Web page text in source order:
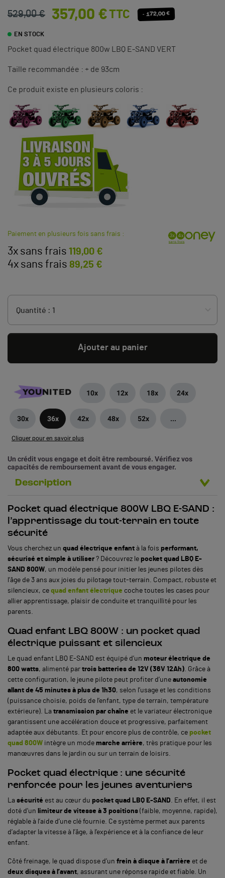
529,00 € 357,00 €TTC - 172,00 €
EN STOCK
Pocket quad électrique 800w LBQ E-SAND VERT
Taille recommandée : + de 93cm
Ce produit existe en plusieurs coloris :
Paiement en plusieurs fois sans frais :
3x sans frais 119,00 €
4x sans frais 89,25 €
Ajouter au panier
10x 12x 18x 24x
30x 36x 42x 48x 52x ...
Cliquer pour en savoir plus
Un crédit vous engage et doit être remboursé. Vérifiez vos
capacités de remboursement avant de vous engager.
Description
Pocket quad électrique 800W LBQ E-SAND :
l’apprentissage du tout-terrain en toute
sécurité
Vous cherchez un quad électrique enfant à la fois performant,
sécurisé et simple à utiliser ? Découvrez le pocket quad LBQ E-
SAND 800W, un modèle pensé pour initier les jeunes pilotes dès
l’âge de 3 ans aux joies du pilotage tout-terrain. Compact, robuste et
silencieux, ce quad enfant électrique coche toutes les cases pour
allier apprentissage, plaisir de conduite et tranquillité pour les
parents.
Quad enfant LBQ 800W : un pocket quad
électrique puissant et silencieux
Le quad enfant LBQ E-SAND est équipé d’un moteur électrique de
800 watts, alimenté par trois batteries de 12V (36V 12Ah) . Grâce à
cette configuration, le jeune pilote peut profiter d’une autonomie
allant de 45 minutes à plus de 1h30, selon l’usage et les conditions
(puissance choisie, poids de l’enfant, type de terrain, température
extérieure).
La transmission par chaîne et le variateur électronique
garantissent une accélération douce et progressive, parfaitement
adaptée aux débutants. Et pour encore plus de contrôle, ce pocket
quad 800W intègre un mode marche arrière, très pratique pour les
manœuvres dans le jardin ou sur un terrain de loisirs.
Pocket quad électrique : une sécurité
renforcée pour les jeunes aventuriers
La sécurité est au cœur du pocket quad LBQ E-SAND . En effet, il est
doté d’un limiteur de vitesse à 3 positions (faible, moyenne, rapide),
réglable à l’aide d’une clé fournie. Ce système permet aux parents
d’adapter la vitesse à l’âge, à l’expérience et à la confiance de leur
enfant.
Côté freinage, le quad dispose d’un frein à disque à l’arrière et de
deux disques à l’avant, assurant une réponse rapide et fiable. Un